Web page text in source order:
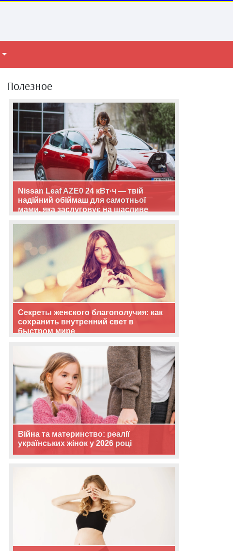
Полезное
Nissan Leaf AZE0 24 кВт·ч — твій
надійний обіймаш для самотньої
мами, яка заслуговує на щасливе
Секреты женского благополучия: как
сохранить внутренний свет в
быстром мире
Війна та материнство: реалії
українських жінок у 2026 році